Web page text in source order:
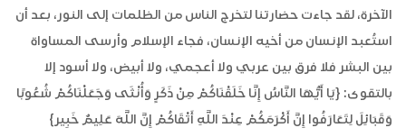
الآخرة، لقد جاءت حضارتنا لتخرج الناس من الظلمات إلى النور، بعد أن
استُعبد الإنسان من أخيه الإنسان، فجاء الإسلام وأرسى المساواة
بين البشر فلا فرق بين عربي ولا أعجمي، ولا أبيض، ولا أسود إلا
بالتقوى: {يَا أَيُّهَا النَّاسُ إِنَّا خَلَقْنَاكُمْ مِنْ ذَكَرٍ وَأُنْثَى وَجَعَلْنَاكُمْ شُعُوبًا
وَقَبَائِلَ لِتَعَارَفُوا إِنَّ أَكْرَمَكُمْ عِنْدَ اللَّهِ أَتْقَاكُمْ إِنَّ اللَّهَ عَلِيمٌ خَبِير}